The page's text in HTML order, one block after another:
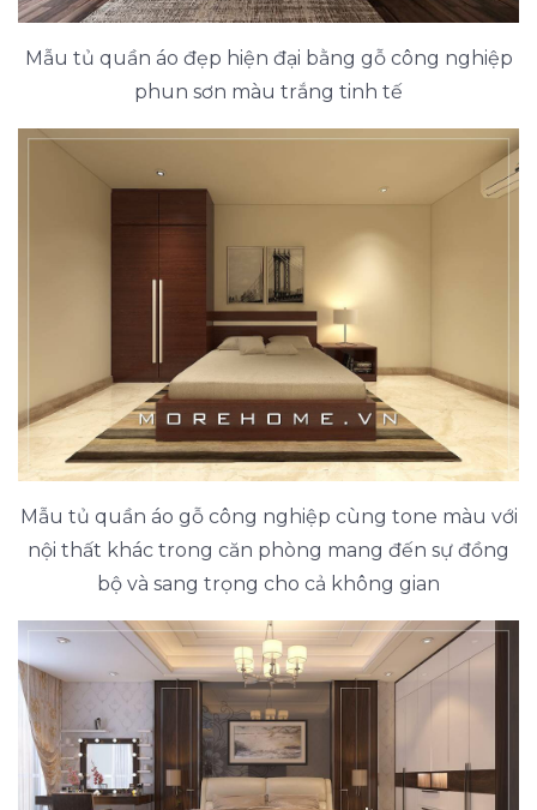
Mẫu tủ quần áo đẹp hiện đại bằng gỗ công nghiệp
phun sơn màu trắng tinh tế
Mẫu tủ quần áo gỗ công nghiệp cùng tone màu với
nội thất khác trong căn phòng mang đến sự đồng
bộ và sang trọng cho cả không gian